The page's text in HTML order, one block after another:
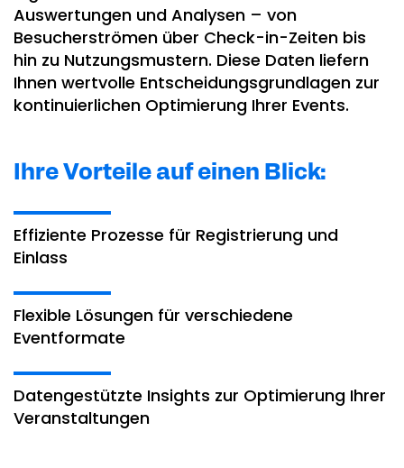
Auswertungen und Analysen – von
Besucherströmen über Check-in-Zeiten bis
hin zu Nutzungsmustern. Diese Daten liefern
Ihnen wertvolle Entscheidungsgrundlagen zur
kontinuierlichen Optimierung Ihrer Events.
Ihre Vorteile auf einen Blick:
Effiziente Prozesse für Registrierung und
Einlass
Flexible Lösungen für verschiedene
Eventformate
Datengestützte Insights zur Optimierung Ihrer
Veranstaltungen